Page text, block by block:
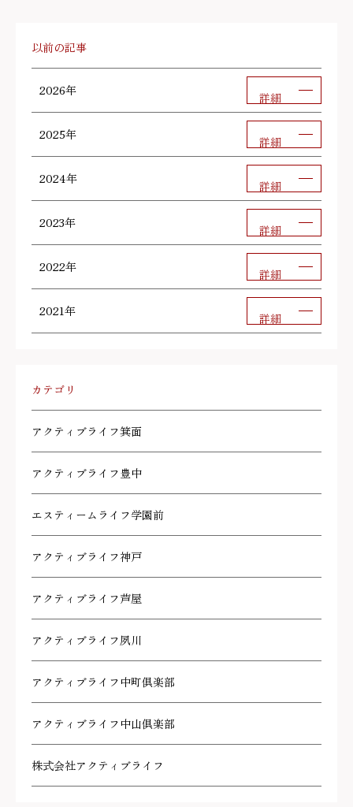
以前の記事
2026年 詳細
2025年 詳細
2024年 詳細
2023年 詳細
2022年 詳細
2021年 詳細
カテゴリ
アクティブライフ箕面
アクティブライフ豊中
エスティームライフ学園前
アクティブライフ神戸
アクティブライフ芦屋
アクティブライフ夙川
アクティブライフ中町倶楽部
アクティブライフ中山倶楽部
株式会社アクティブライフ